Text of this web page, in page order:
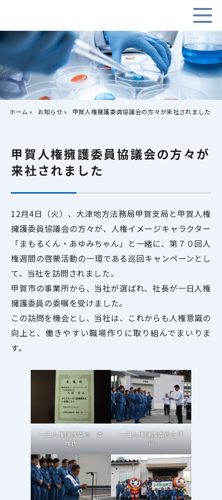
ホーム お知らせ 甲賀人権擁護委員協議会の方々が来社されました
甲賀人権擁護委員協議会の方々が
来社されました
12月4日（火）、大津地方法務局甲賀支局と甲賀人権
擁護委員協議会の方々が、人権イメージキャラクター
「まもるくん・あゆみちゃん」と一緒に、第７０回人
権週間の啓蒙活動の一環である巡回キャンペーンとし
て、当社を訪問されました。
甲賀市の事業所から、当社が選ばれ、社長が一日人権
擁護委員の委嘱を受けました。
この訪問を機会とし、当社は、これからも人権意識の
向上と、働きやすい職場作りに取り組んでまいりま
す。
一日人権擁護委員 委
嘱状
一日人権擁護委員を拝
命